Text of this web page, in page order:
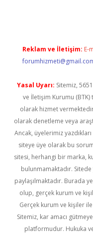
Reklam ve İletişim: E-
Yasal Uyarı: Sitemiz,
ve İletişim Kurumu (BTK)
olarak hizmet
olarak denetleme veya
Ancak, üyelerimiz
siteye üye olarak bu
sitesi, herhangi bir marka,
bulunmamaktadır. Sitede
paylaşılmaktadır. Burada
olup, gerçek kurum ve
Gerçek kurum ve kişiler
Sitemiz, kar amacı
platformudur. Hukuka